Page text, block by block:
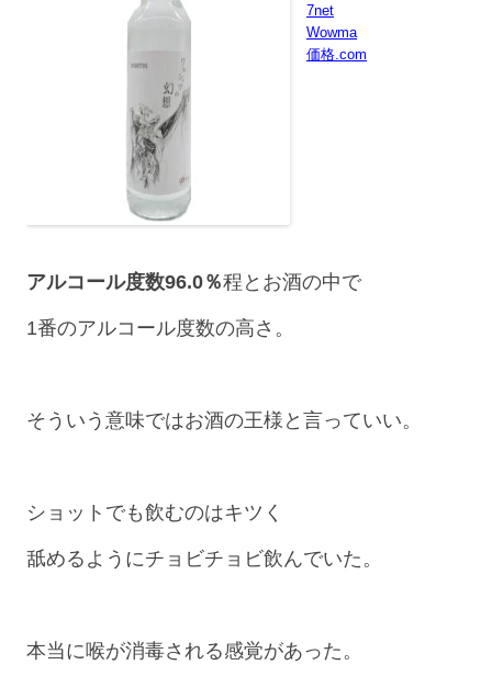
7net
Wowma
価格.com
アルコール度数96.0％程とお酒の中で
1番のアルコール度数の高さ。
そういう意味ではお酒の王様と言っていい。
ショットでも飲むのはキツく
舐めるようにチョビチョビ飲んでいた。
本当に喉が消毒される感覚があった。